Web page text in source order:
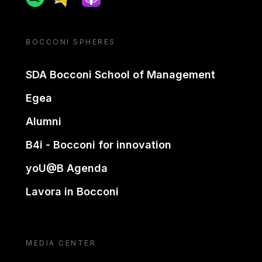
BOCCONI SPHERES
SDA Bocconi School of Management
Egea
Alumni
B4i - Bocconi for innovation
yoU@B Agenda
Lavora in Bocconi
MEDIA CENTER